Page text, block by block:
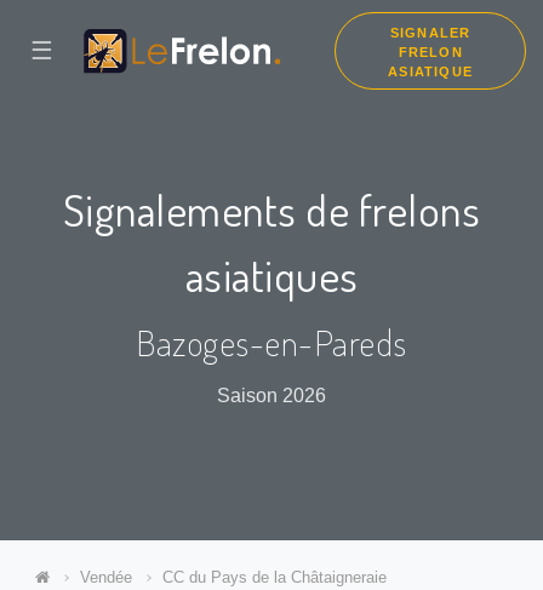
☰
SIGNALER
FRELON
ASIATIQUE
Signalements de frelons
asiatiques
Bazoges-en-Pareds
Saison 2026
Vendée
CC du Pays de la Châtaigneraie